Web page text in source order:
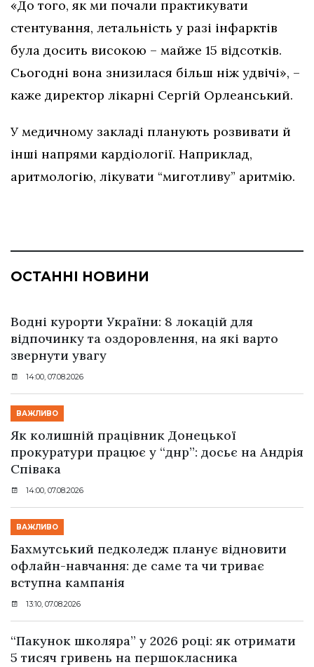
«До того, як ми почали практикувати
стентування, летальність у разі інфарктів
була досить високою – майже 15 відсотків.
Сьогодні вона знизилася більш ніж удвічі», –
каже директор лікарні Сергій Орлеанський.
У медичному закладі планують розвивати й
інші напрями кардіології. Наприклад,
аритмологію, лікувати “миготливу” аритмію.
ОСТАННІ НОВИНИ
Водні курорти України: 8 локацій для
відпочинку та оздоровлення, на які варто
звернути увагу
14:00, 07.08.2026
ВАЖЛИВО
Як колишній працівник Донецької
прокуратури працює у “днр”: досьє на Андрія
Співака
14:00, 07.08.2026
ВАЖЛИВО
Бахмутський педколедж планує відновити
офлайн-навчання: де саме та чи триває
вступна кампанія
13:10, 07.08.2026
“Пакунок школяра” у 2026 році: як отримати
5 тисяч гривень на першокласника